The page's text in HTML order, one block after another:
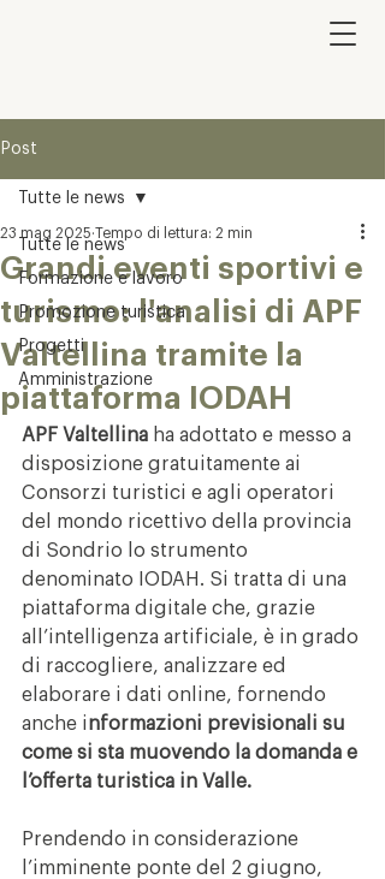
Post
Tutte le news
Formazione e lavoro
Promozione turistica
Progetti
Amministrazione
Tutte le news
Grandi eventi sportivi e
turismo: l'analisi di APF
Valtellina tramite la
piattaforma IODAH
23 mag 2025 Tempo di lettura: 2 min
APF Valtellina ha adottato e messo a
disposizione gratuitamente ai
Consorzi turistici e agli operatori
del mondo ricettivo della provincia
di Sondrio lo strumento
denominato IODAH. Si tratta di una
piattaforma digitale che, grazie
all’intelligenza artificiale, è in grado
di raccogliere, analizzare ed
elaborare i dati online, fornendo
anche informazioni previsionali su
come si sta muovendo la domanda e
l’offerta turistica in Valle.
Prendendo in considerazione
l’imminente ponte del 2 giugno,